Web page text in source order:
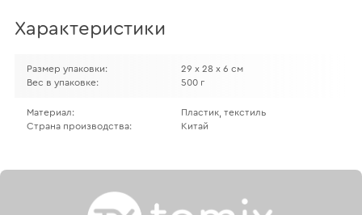
Характеристики
Размер упаковки:
29 х 28 х 6 см
Вес в упаковке:
500 г
Материал:
Пластик, текстиль
Страна производства:
Китай